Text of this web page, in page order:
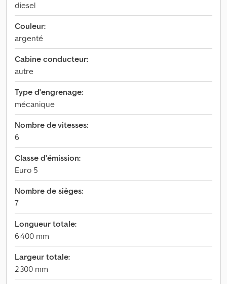
diesel
Couleur:
argenté
Cabine conducteur:
autre
Type d'engrenage:
mécanique
Nombre de vitesses:
6
Classe d'émission:
Euro 5
Nombre de sièges:
7
Longueur totale:
6 400 mm
Largeur totale:
2 300 mm